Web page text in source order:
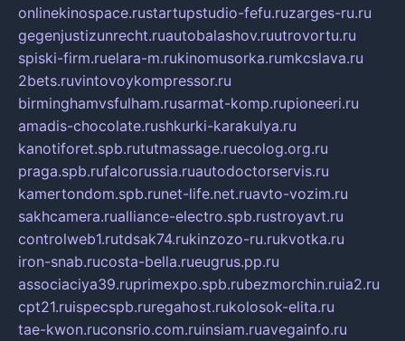
onlinekinospace.rustartupstudio-fefu.ruzarges-ru.ru
gegenjustizunrecht.ruautobalashov.ruutrovortu.ru
spiski-firm.ruelara-m.rukinomusorka.rumkcslava.ru
2bets.ruvintovoykompressor.ru
birminghamvsfulham.rusarmat-komp.rupioneeri.ru
amadis-chocolate.rushkurki-karakulya.ru
kanotiforet.spb.rututmassage.ruecolog.org.ru
praga.spb.rufalcorussia.ruautodoctorservis.ru
kamertondom.spb.runet-life.net.ruavto-vozim.ru
sakhcamera.rualliance-electro.spb.rustroyavt.ru
controlweb1.rutdsak74.rukinzozo-ru.rukvotka.ru
iron-snab.rucosta-bella.rueugrus.pp.ru
associaciya39.ruprimexpo.spb.rubezmorchin.ruia2.ru
cpt21.ruispecspb.ruregahost.rukolosok-elita.ru
tae-kwon.ruconsrio.com.ruinsiam.ruavegainfo.ru